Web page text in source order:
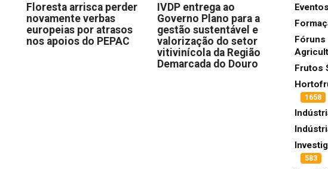
Floresta arrisca perder
novamente verbas
europeias por atrasos
nos apoios do PEPAC
IVDP entrega ao
Governo Plano para a
gestão sustentável e
valorização do setor
vitivinícola da Região
Demarcada do Douro
Eventos
Fóruns
Frutos
1658
583